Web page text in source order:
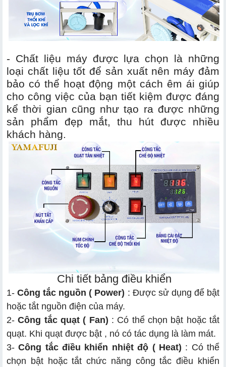
- Chất liệu máy được lựa chọn là những
loại chất liệu tốt để sản xuất nên máy đảm
bảo có thể hoạt động một cách êm ái giúp
cho công việc của bạn tiết kiệm được đáng
kể thời gian cũng như tạo ra được những
sản phẩm đẹp mắt, thu hút được nhiều
khách hàng.
Chi tiết bảng điều khiển
1-Công tắc nguồn ( Power) : Được sử dụng để bật
hoặc tắt nguồn điện của máy.
2-Công tắc quạt ( Fan) : Có thể chọn bật hoặc tắt
quạt. Khi quạt được bật , nó có tác dụng là làm mát.
3-Công tắc điều khiển nhiệt độ ( Heat) : Có thể
chọn bật hoặc tắt chức năng công tắc điều khiển